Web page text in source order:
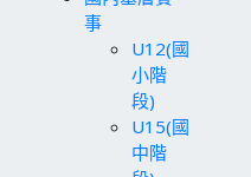
事
U12(國
小階
段)
U15(國
中階